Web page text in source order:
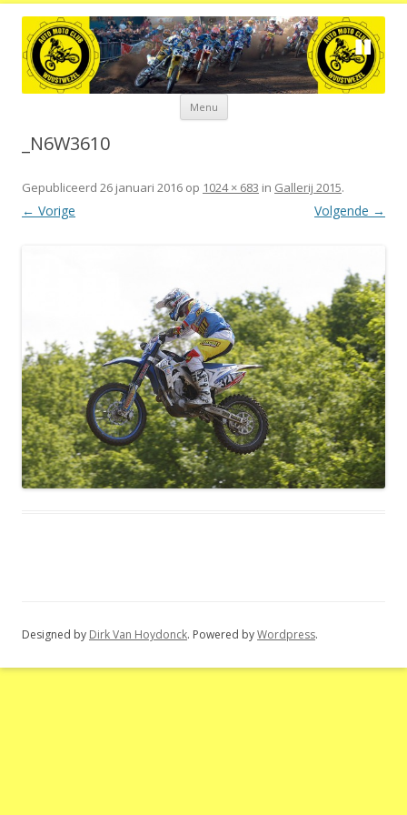
Menu Spring
de
_N6W3610
Gepubliceerd 26 januari 2016 op 1024 × 683 in Gallerij 2015.
← Vorige Volgende →
Designed by Dirk Van Hoydonck. Powered byWordpress.